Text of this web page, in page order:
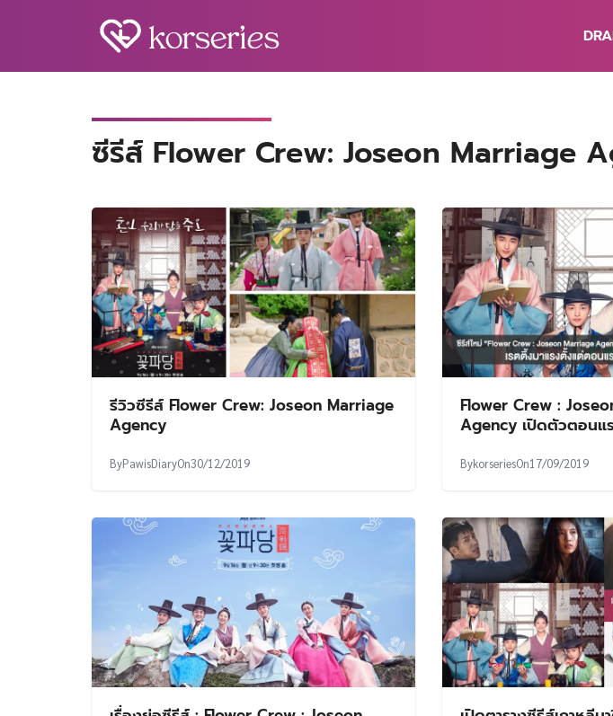
ซีรีส์ Flower Crew: Joseon Marriage
รีวิวซีรีส์ Flower Crew: Joseon Marriage
Agency
ByPawisDiaryOn30/12/2019
Flower Crew :
Agency เปิดตัวตอนแ
BykorseriesOn17/09/2019